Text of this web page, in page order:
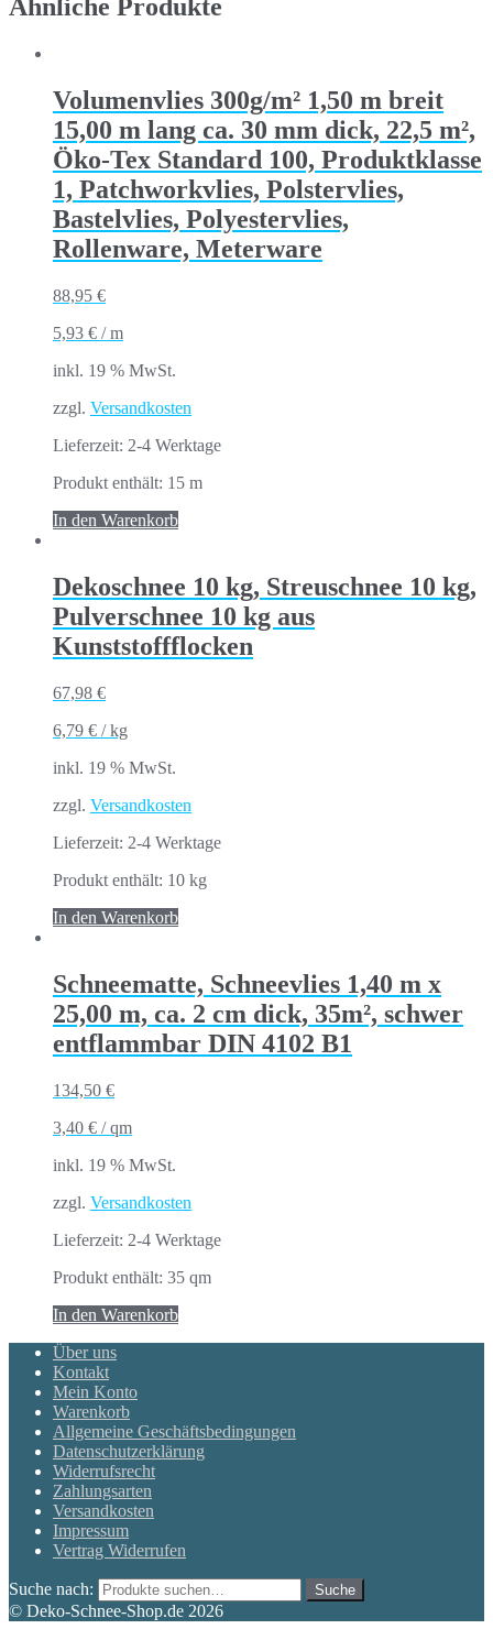
Ähnliche Produkte
Volumenvlies 300g/m² 1,50 m breit
15,00 m lang ca. 30 mm dick, 22,5 m²,
Öko-Tex Standard 100, Produktklasse
1, Patchworkvlies, Polstervlies,
Bastelvlies, Polyestervlies,
Rollenware, Meterware
88,95 €
5,93 € /m
inkl. 19 % MwSt.
zzgl. Versandkosten
Lieferzeit: 2-4 Werktage
Produkt enthält: 15 m
In den Warenkorb
Dekoschnee 10 kg, Streuschnee 10 kg,
Pulverschnee 10 kg aus
Kunststoffflocken
67,98 €
6,79 € /kg
inkl. 19 % MwSt.
zzgl. Versandkosten
Lieferzeit: 2-4 Werktage
Produkt enthält: 10 kg
In den Warenkorb
Schneematte, Schneevlies 1,40 m x
25,00 m, ca. 2 cm dick, 35m², schwer
entflammbar DIN 4102 B1
134,50 €
3,40 € /qm
inkl. 19 % MwSt.
zzgl. Versandkosten
Lieferzeit: 2-4 Werktage
Produkt enthält: 35 qm
In den Warenkorb
Über uns
Kontakt
Mein Konto
Warenkorb
Allgemeine Geschäftsbedingungen
Datenschutzerklärung
Widerrufsrecht
Zahlungsarten
Versandkosten
Impressum
Vertrag Widerrufen
Suche nach: Suche
© Deko-Schnee-Shop.de 2026